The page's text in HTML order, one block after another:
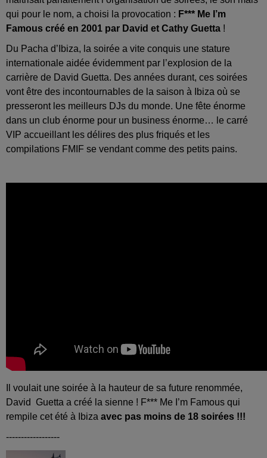
qui pour le nom, a choisi la provocation : F*** Me I’m
Famous créé en 2001 par David et Cathy Guetta !
Du Pacha d’Ibiza, la soirée a vite conquis une stature
internationale aidée évidemment par l’explosion de la
carrière de David Guetta. Des années durant, ces soirées
vont être des incontournables de la saison à Ibiza où se
presseront les meilleurs DJs du monde. Une fête énorme
dans un club énorme pour un business énorme… le carré
VIP accueillant les délires des plus friqués et les
compilations FMIF se vendant comme des petits pains.
Il voulait une soirée à la hauteur de sa future renommée,
David Guetta a créé la sienne ! F*** Me I’m Famous qui
rempile cet été à Ibiza avec pas moins de 18 soirées !!!
------------------